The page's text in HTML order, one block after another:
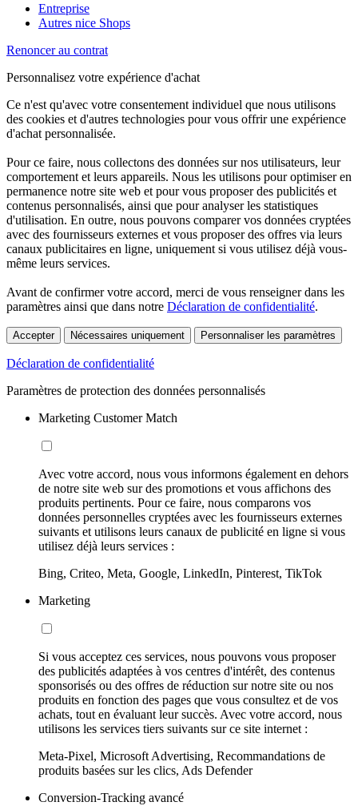
Entreprise
Autres nice Shops
Renoncer au contrat
Personnalisez votre expérience d'achat
Ce n'est qu'avec votre consentement individuel que nous utilisons
des cookies et d'autres technologies pour vous offrir une expérience
d'achat personnalisée.
Pour ce faire, nous collectons des données sur nos utilisateurs, leur
comportement et leurs appareils. Nous les utilisons pour optimiser en
permanence notre site web et pour vous proposer des publicités et
contenus personnalisés, ainsi que pour analyser les statistiques
d'utilisation. En outre, nous pouvons comparer vos données cryptées
avec des fournisseurs externes et vous proposer des offres via leurs
canaux publicitaires en ligne, uniquement si vous utilisez déjà vous-
même leurs services.
Avant de confirmer votre accord, merci de vous renseigner dans les
paramètres ainsi que dans notre Déclaration de confidentialité.
Accepter Nécessaires uniquement Personnaliser les paramètres
Déclaration de confidentialité
Paramètres de protection des données personnalisés
Marketing Customer Match
Avec votre accord, nous vous informons également en dehors
de notre site web sur des promotions et vous affichons des
produits pertinents. Pour ce faire, nous comparons vos
données personnelles cryptées avec les fournisseurs externes
suivants et utilisons leurs canaux de publicité en ligne si vous
utilisez déjà leurs services :
Bing, Criteo, Meta, Google, LinkedIn, Pinterest, TikTok
Marketing
Si vous acceptez ces services, nous pouvons vous proposer
des publicités adaptées à vos centres d'intérêt, des contenus
sponsorisés ou des offres de réduction sur notre site ou nos
produits en fonction des pages que vous consultez et de vos
achats, tout en évaluant leur succès. Avec votre accord, nous
utilisons les services tiers suivants sur ce site internet :
Meta-Pixel, Microsoft Advertising, Recommandations de
produits basées sur les clics, Ads Defender
Conversion-Tracking avancé